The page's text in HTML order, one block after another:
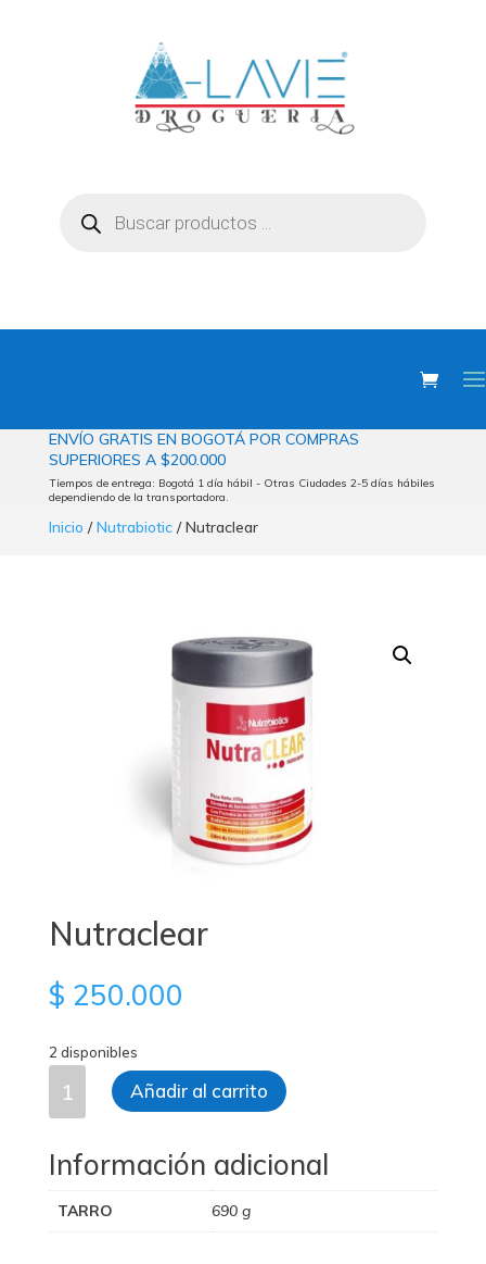
productos
ENVÍO GRATIS EN BOGOTÁ POR COMPRAS
SUPERIORES A $200.000
Tiempos de entrega: Bogotá 1 día hábil - Otras Ciudades 2-5 días hábiles
dependiendo de la transportadora.
Inicio /Nutrabiotic/ Nutraclear
Nutraclear
$ 250.000
2 disponibles
Nutraclear
cantidad
Añadir al carrito
Información adicional
TARRO 690 g